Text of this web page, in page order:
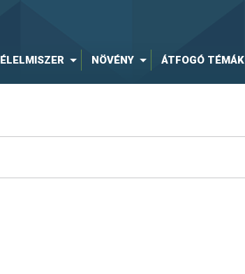
ÉLELMISZER NÖVÉNY ÁTFOGÓ TÉMÁK